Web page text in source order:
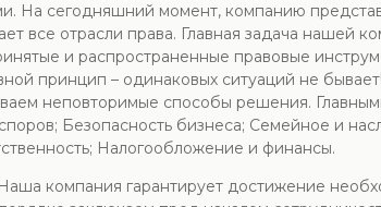
На сегодняшний момент, компанию
все отрасли права. Главная задача нашей
и распространенные правовые
принцип – одинаковых ситуаций не
неповторимые способы решения.
Безопасность бизнеса; Семейное и
Налогообложение и финансы.
компания гарантирует достижение